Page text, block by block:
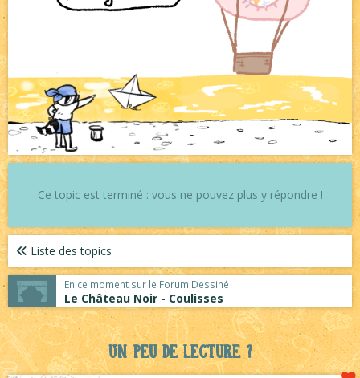
Ce topic est terminé : vous ne pouvez plus y répondre !
Liste des topics
En ce moment sur le Forum Dessiné
Le Château Noir - Coulisses
Un peu de lecture ?